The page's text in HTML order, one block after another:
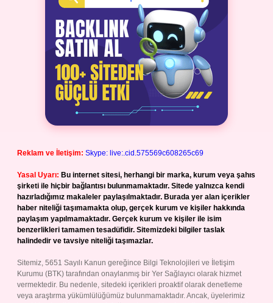
Reklam ve İletişim: Skype: live:.cid.575569c608265c69
Yasal Uyarı: Bu internet sitesi, herhangi bir marka, kurum veya şahıs
şirketi ile hiçbir bağlantısı bulunmamaktadır. Sitede yalnızca kendi
hazırladığımız makaleler paylaşılmaktadır. Burada yer alan içerikler
haber niteliği taşımamakta olup, gerçek kurum ve kişiler hakkında
paylaşım yapılmamaktadır. Gerçek kurum ve kişiler ile isim
benzerlikleri tamamen tesadüfidir. Sitemizdeki bilgiler taslak
halindedir ve tavsiye niteliği taşımazlar.
Sitemiz, 5651 Sayılı Kanun gereğince Bilgi Teknolojileri ve İletişim
Kurumu (BTK) tarafından onaylanmış bir Yer Sağlayıcı olarak hizmet
vermektedir. Bu nedenle, sitedeki içerikleri proaktif olarak denetleme
veya araştırma yükümlülüğümüz bulunmamaktadır. Ancak, üyelerimiz